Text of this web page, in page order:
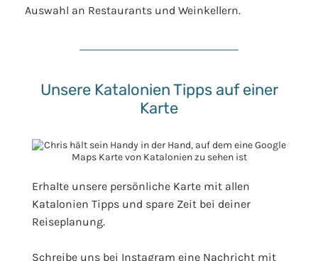
Auswahl an Restaurants und Weinkellern.
Unsere Katalonien Tipps auf einer
Karte
Erhalte unsere persönliche Karte mit allen
Katalonien Tipps und spare Zeit bei deiner
Reiseplanung.
Schreibe uns bei Instagram eine Nachricht mit